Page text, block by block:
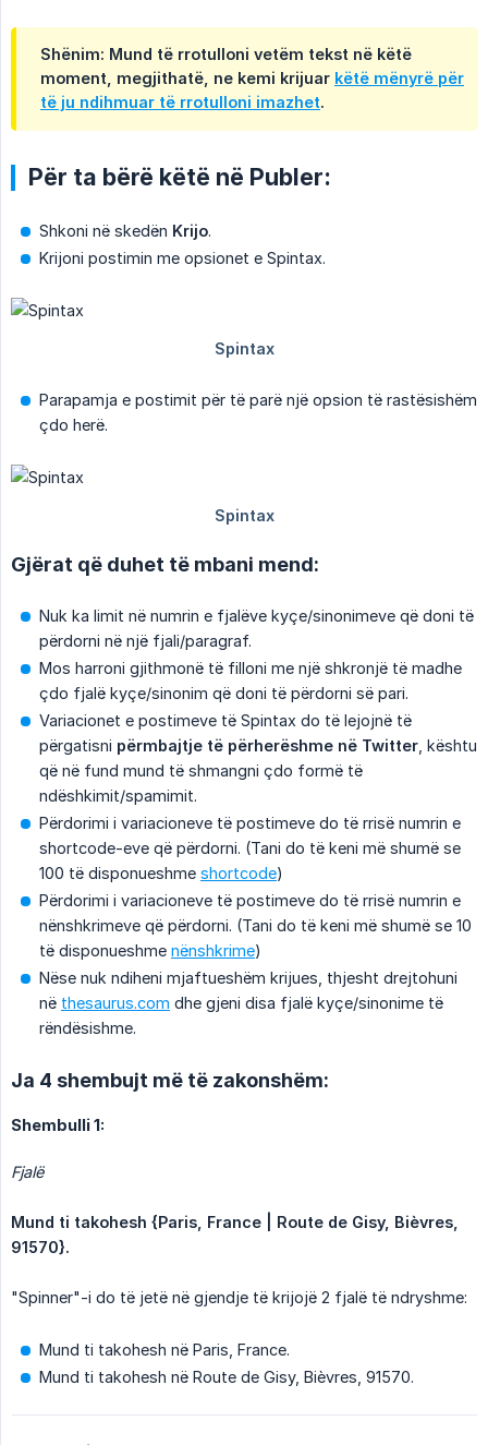
Shënim: Mund të rrotulloni vetëm tekst në këtë
moment, megjithatë, ne kemi krijuar këtë mënyrë për
të ju ndihmuar të rrotulloni imazhet.
Për ta bërë këtë në Publer:
Shkoni në skedën Krijo.
Krijoni postimin me opsionet e Spintax.
Parapamja e postimit për të parë një opsion të rastësishëm
çdo herë.
Gjërat që duhet të mbani mend:
Nuk ka limit në numrin e fjalëve kyçe/sinonimeve që doni të
përdorni në një fjali/paragraf.
Mos harroni gjithmonë të filloni me një shkronjë të madhe
çdo fjalë kyçe/sinonim që doni të përdorni së pari.
Variacionet e postimeve të Spintax do të lejojnë të
përgatisni përmbajtje të përherëshme në Twitter , kështu
që në fund mund të shmangni çdo formë të
ndëshkimit/spamimit.
Përdorimi i variacioneve të postimeve do të rrisë numrin e
shortcode-eve që përdorni. (Tani do të keni më shumë se
100 të disponueshme shortcode)
Përdorimi i variacioneve të postimeve do të rrisë numrin e
nënshkrimeve që përdorni. (Tani do të keni më shumë se 10
të disponueshme nënshkrime)
Nëse nuk ndiheni mjaftueshëm krijues, thjesht drejtohuni
në thesaurus.com dhe gjeni disa fjalë kyçe/sinonime të
rëndësishme.
Ja 4 shembujt më të zakonshëm:
Shembulli 1:
Fjalë
Mund ti takohesh {Paris, France | Route de Gisy, Bièvres,
91570}.
"Spinner"-i do të jetë në gjendje të krijojë 2 fjalë të ndryshme:
Mund ti takohesh në Paris, France.
Mund ti takohesh në Route de Gisy, Bièvres, 91570.